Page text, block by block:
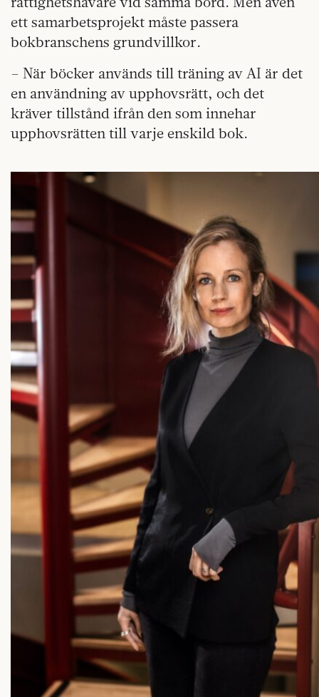
ett samarbetsprojekt måste passera
bokbranschens grundvillkor.
– När böcker används till träning av AI är det
en användning av upphovsrätt, och det
kräver tillstånd ifrån den som innehar
upphovsrätten till varje enskild bok.